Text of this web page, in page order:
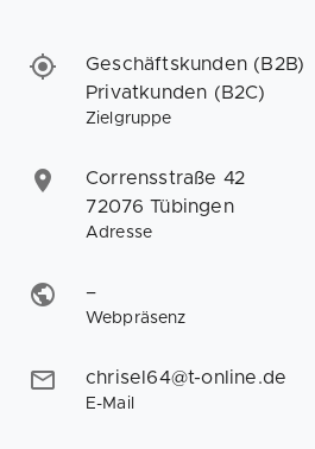
Geschäftskunden (B2B)
Privatkunden (B2C)
Zielgruppe
Corrensstraße 42
72076 Tübingen
Adresse
–
Webpräsenz
chrisel64@t-online.de
E-Mail